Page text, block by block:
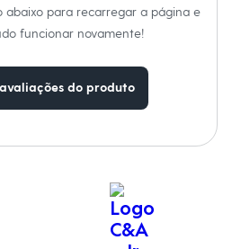
abaixo para recarregar a página e
funcionar novamente!
do produto